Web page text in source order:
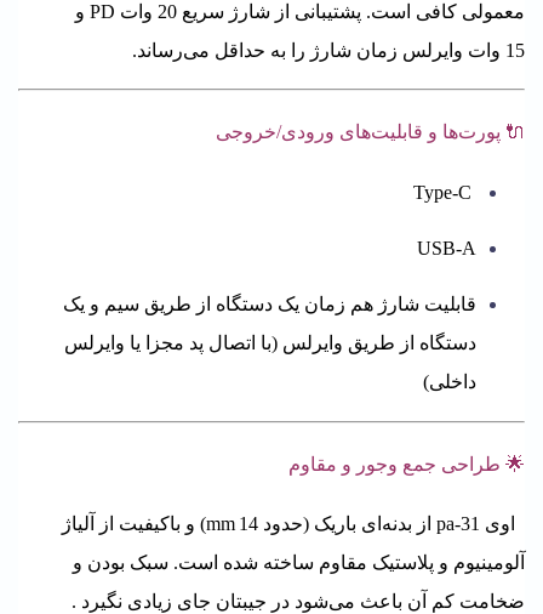
معمولی کافی است. پشتیبانی از شارژ سریع 20 وات PD و
15 وات وایرلس زمان شارژ را به حداقل می‌رساند.
🔌 پورت‌ها و قابلیت‌های ورودی/خروجی
USB-A
قابلیت شارژ هم‌ زمان یک دستگاه از طریق سیم و یک
دستگاه از طریق وایرلس (با اتصال پد مجزا یا وایرلس
داخلی)
🌟 طراحی جمع‌ وجور و مقاوم
اوی pa-31 از بدنه‌ای باریک (حدود 14 mm) و باکیفیت از آلیاژ
آلومینیوم و پلاستیک مقاوم ساخته شده است. سبک بودن و
ضخامت کم آن باعث می‌شود در جیبتان جای زیادی نگیرد .